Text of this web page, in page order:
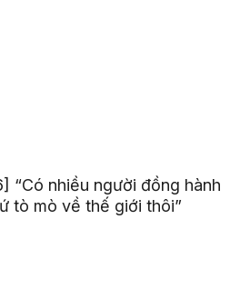
“Có nhiều người đồng hành
tò mò về thế giới thôi”